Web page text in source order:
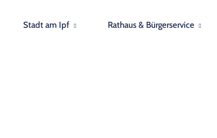
Stadt am Ipf Rathaus & Bürgerservice